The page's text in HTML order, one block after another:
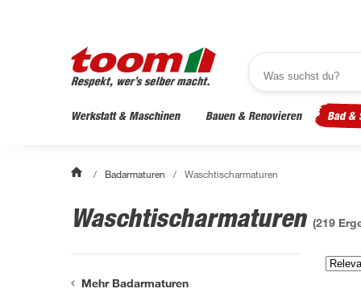
Werkstatt & Maschinen Bauen & Renovieren Bad &
/ Badarmaturen / Waschtischarmaturen
Waschtischarmaturen (219
Mehr Badarmaturen